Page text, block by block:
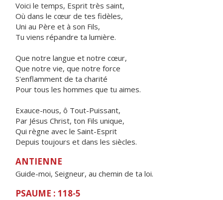
Voici le temps, Esprit très saint,
Où dans le cœur de tes fidèles,
Uni au Père et à son Fils,
Tu viens répandre ta lumière.
Que notre langue et notre cœur,
Que notre vie, que notre force
S'enflamment de ta charité
Pour tous les hommes que tu aimes.
Exauce-nous, ô Tout-Puissant,
Par Jésus Christ, ton Fils unique,
Qui règne avec le Saint-Esprit
Depuis toujours et dans les siècles.
ANTIENNE
Guide-moi, Seigneur, au chemin de ta loi.
PSAUME : 118-5